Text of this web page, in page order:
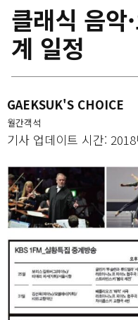
클래식 음악
계 일정
GAEKSUK'S CHOICE
월간객석
기사 업데이트 시간: